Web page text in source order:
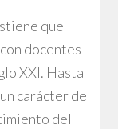
que
docentes
XXI. Hasta
carácter de
del